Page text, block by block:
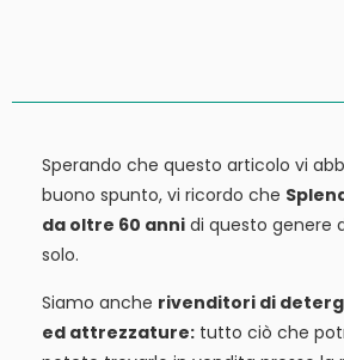
Sperando che questo articolo vi
buono spunto, vi ricordo che
da oltre 60 anni di questo genere
solo.
Siamo anche rivenditori di
ed attrezzature: tutto ciò che